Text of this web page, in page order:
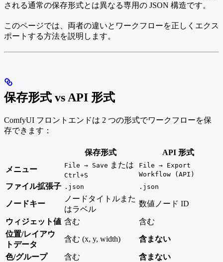
される通常の保存形式とは異なる専用の JSON 構造です。
このページでは、両者の違いとワークフローを正しくエクス
ポートする方法を説明します。
保存形式 vs API 形式
ComfyUI フロントエンドは 2 つの形式でワークフローを保
存できます：
保存形式
API 形式
メニュー
File → Save または
Ctrl+S
File → Export
Workflow (API)
ファイル拡張子 .json .json
ノードキー
ノードタイトルまた
はラベル
数値ノード ID
ウィジェット値 含む
含む
位置/レイアウ
トデータ
含む (x, y, width) 含まない
色/グループ 含む 含まない